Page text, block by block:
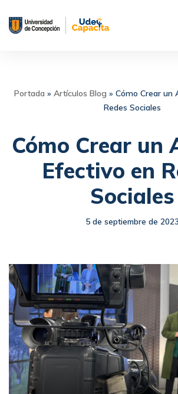
Saltar
Portada » Artículos Blog » Cómo Crear un
Redes Sociales
Cómo Crear un
Efectivo en
Sociales
5 de septiembre de 2023